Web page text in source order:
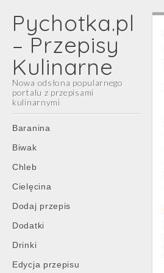
Pychotka.pl
– Przepisy
Kulinarne
Nowa odsłona popularnego
portalu z przepisami
kulinarnymi
Main
menu
Skip
content
Baranina
Biwak
Chleb
Cielęcina
Dodaj przepis
Dodatki
Drinki
Edycja przepisu